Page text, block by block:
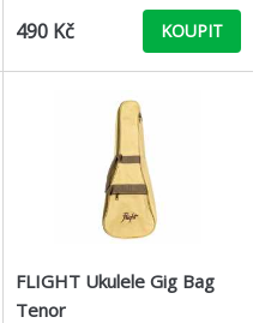
490 Kč KOUPIT
FLIGHT Ukulele Gig Bag
Tenor